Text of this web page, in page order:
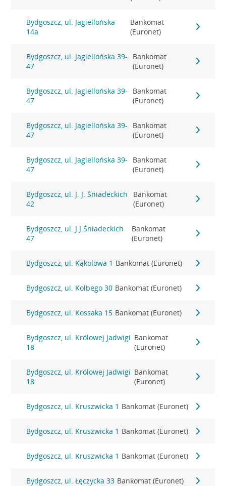
Bydgoszcz, ul. Jagiellońska
14a
Bankomat
(Euronet)
Bydgoszcz, ul. Jagiellońska 39-
47
Bankomat
(Euronet)
Bydgoszcz, ul. Jagiellońska 39-
47
Bankomat
(Euronet)
Bydgoszcz, ul. Jagiellońska 39-
47
Bankomat
(Euronet)
Bydgoszcz, ul. Jagiellońska 39-
47
Bankomat
(Euronet)
Bydgoszcz, ul. J. J. Śniadeckich
42
Bankomat
(Euronet)
Bydgoszcz, ul. J.J.Śniadeckich
47
Bankomat
(Euronet)
Bydgoszcz, ul. Kąkolowa 1 Bankomat (Euronet)
Bydgoszcz, ul. Kolbego 30 Bankomat (Euronet)
Bydgoszcz, ul. Kossaka 15 Bankomat (Euronet)
Bydgoszcz, ul. Królowej Jadwigi
18
Bankomat
(Euronet)
Bydgoszcz, ul. Królowej Jadwigi
18
Bankomat
(Euronet)
Bydgoszcz, ul. Kruszwicka 1 Bankomat (Euronet)
Bydgoszcz, ul. Kruszwicka 1 Bankomat (Euronet)
Bydgoszcz, ul. Kruszwicka 1 Bankomat (Euronet)
Bydgoszcz, ul. Łęczycka 33 Bankomat (Euronet)